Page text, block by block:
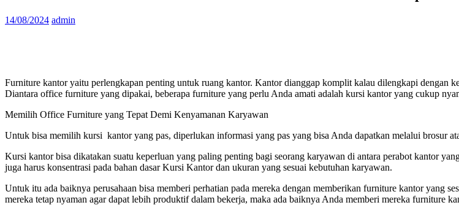
14/08/2024 admin
Furniture kantor yaitu perlengkapan penting untuk ruang kantor. Kantor dianggap komplit kalau dilengkapi dengan
Diantara office furniture yang dipakai, beberapa furniture yang perlu Anda amati adalah kursi kantor yang cukup
Memilih Office Furniture yang Tepat Demi Kenyamanan Karyawan
Untuk bisa memilih kursi kantor yang pas, diperlukan informasi yang pas yang bisa Anda dapatkan melalui brosur
Kursi kantor bisa dikatakan suatu keperluan yang paling penting bagi seorang karyawan di antara perabot kantor
juga harus konsentrasi pada bahan dasar Kursi Kantor dan ukuran yang sesuai kebutuhan karyawan.
Untuk itu ada baiknya perusahaan bisa memberi perhatian pada mereka dengan memberikan furniture kantor yang
mereka tetap nyaman agar dapat lebih produktif dalam bekerja, maka ada baiknya Anda memberi mereka furniture